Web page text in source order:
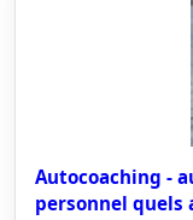
Autocoaching -
personnel quels